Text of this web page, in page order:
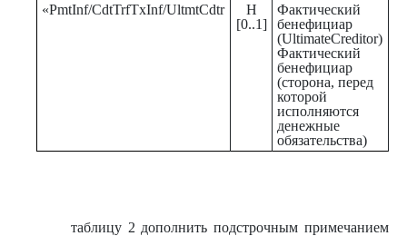
«PmtInf/CdtTrfTxInf/UltmtCdtr
Н
[0..1]
Фактический
бенефициар
(UltimateCreditor)
Фактический
бенефициар
(сторона, перед
которой
исполняются
денежные
обязательства)
таблицу 2 дополнить подстрочным примечанием